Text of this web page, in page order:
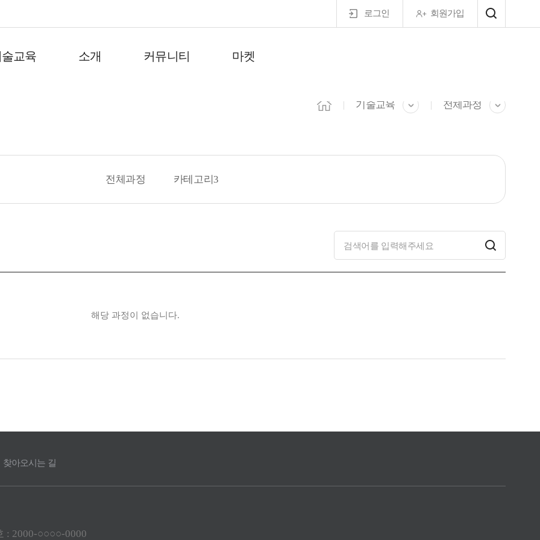
로그인 회원가입
교육 소개 커뮤니티 마켓
기술교육 전체과정
전체과정 카테고리3
해당 과정이 없습니다.
찾아오시는 길
: 2000-○○○○-0000